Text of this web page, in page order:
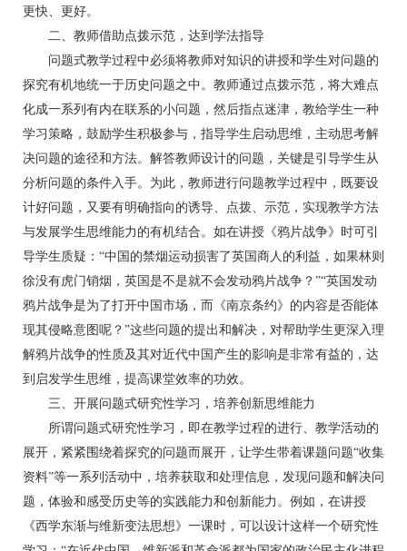
更快、更好。
二、教师借助点拨示范，达到学法指导
问题式教学过程中必须将教师对知识的讲授和学生对问题的
探究有机地统一于历史问题之中。教师通过点拨示范，将大难点
化成一系列有内在联系的小问题，然后指点迷津，教给学生一种
学习策略，鼓励学生积极参与，指导学生启动思维，主动思考解
决问题的途径和方法。解答教师设计的问题，关键是引导学生从
分析问题的条件入手。为此，教师进行问题教学过程中，既要设
计好问题，又要有明确指向的诱导、点拨、示范，实现教学方法
与发展学生思维能力的有机结合。如在讲授《鸦片战争》时可引
导学生质疑：“中国的禁烟运动损害了英国商人的利益，如果林则
徐没有虎门销烟，英国是不是就不会发动鸦片战争？”“英国发动
鸦片战争是为了打开中国市场，而《南京条约》的内容是否能体
现其侵略意图呢？”这些问题的提出和解决，对帮助学生更深入理
解鸦片战争的性质及其对近代中国产生的影响是非常有益的，达
到启发学生思维，提高课堂效率的功效。
三、开展问题式研究性学习，培养创新思维能力
所谓问题式研究性学习，即在教学过程的进行、教学活动的
展开，紧紧围绕着探究的问题而展开，让学生带着课题问题“收集
资料”等一系列活动中，培养获取和处理信息，发现问题和解决问
题，体验和感受历史等的实践能力和创新能力。例如，在讲授
《西学东渐与维新变法思想》一课时，可以设计这样一个研究性